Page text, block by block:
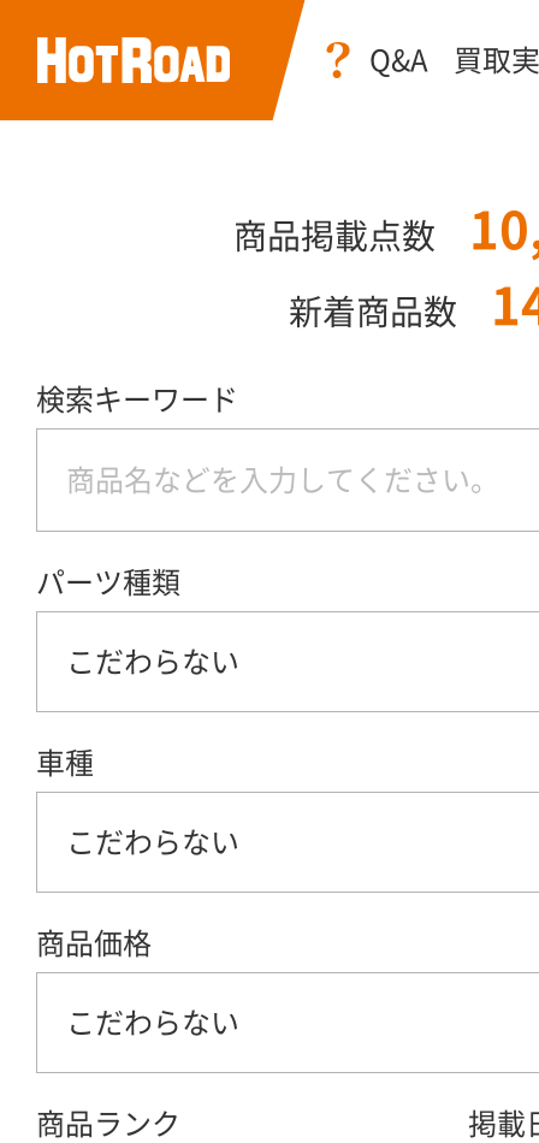
Q&A 買取
商品掲載点数
新着商品数
検索キーワード
パーツ種類
こだわらない
車種
こだわらない
商品価格
こだわらない
商品ランク 掲載